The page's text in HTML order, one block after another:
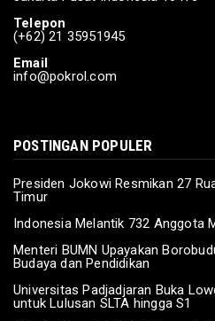
Telepon
(+62) 21 35951945
Email
info@pokrol.com
POSTINGAN POPULER
Presiden Jokowi Resmikan 27
Timur
Indonesia Melantik 732 Anggota
Menteri BUMN Upayakan
Budaya dan Pendidikan
Universitas Padjadjaran Buka
untuk Lulusan SLTA hingga S1